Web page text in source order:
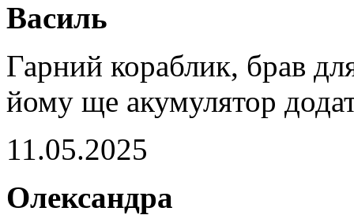
Василь
Гарний кораблик, брав
йому ще акумулятор
11.05.2025
Олександра